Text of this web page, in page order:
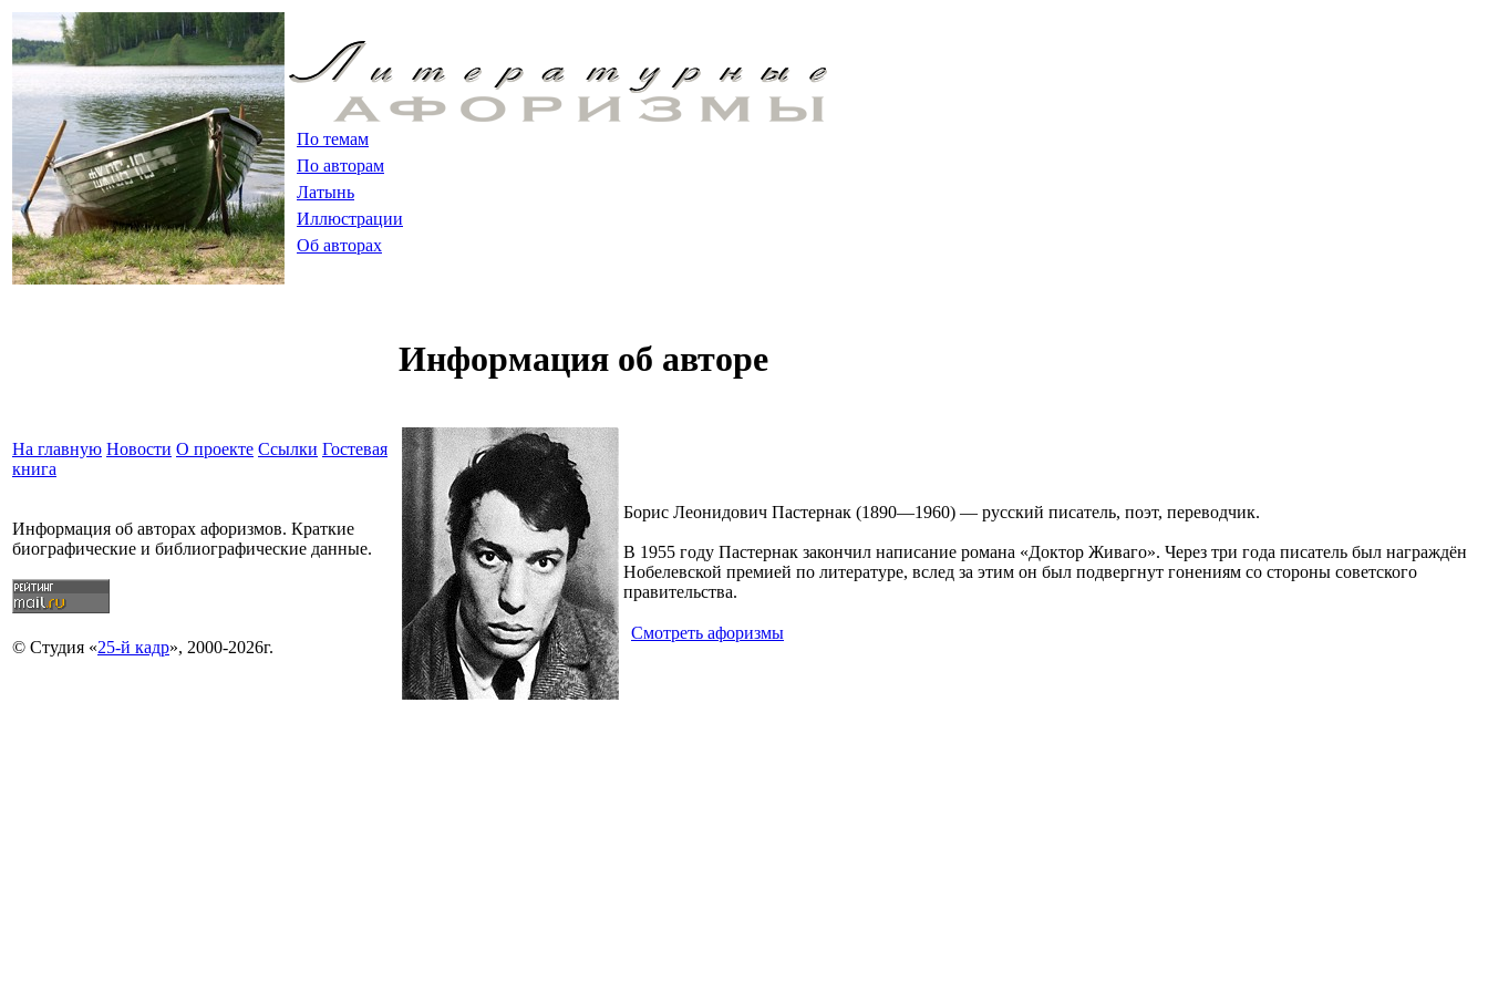
По темам
По авторам
Латынь
Иллюстрации
Об авторах
На главную Новости О проекте Ссылки Гостевая
книга
Информация об авторах афоризмов. Краткие
биографические и библиографические данные.
© Студия «25-й кадр», 2000-2026г.
Информация об авторе
Борис Леонидович Пастернак (1890—1960) — русский писатель, поэт, переводчик.
В 1955 году Пастернак закончил написание романа «Доктор Живаго». Через три года писатель был награждён
Нобелевской премией по литературе, вслед за этим он был подвергнут гонениям со стороны советского
правительства.
Смотреть афоризмы